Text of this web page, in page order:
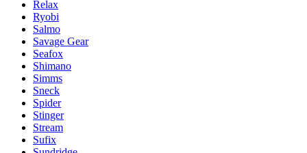
Relax
Ryobi
Salmo
Savage Gear
Seafox
Shimano
Simms
Sneck
Spider
Stinger
Stream
Sufix